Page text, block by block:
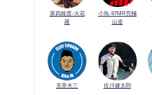
第四維度-火花
羅
小魚-97MR究極
山道
克里夫三 佐川健太郎